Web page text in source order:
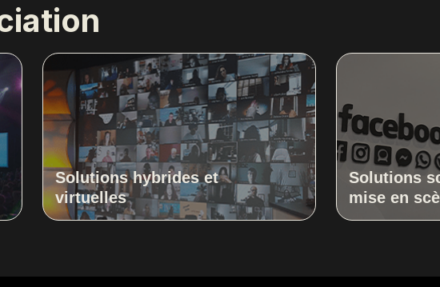
en direct. Cela permet aux participants qui parlent différentes
essentiel lors de la création d’environnement de
et d’assurer que le contenu soit accessible à un auditoire
Solutions hybrides et
virtuelles
Solutions
mise en